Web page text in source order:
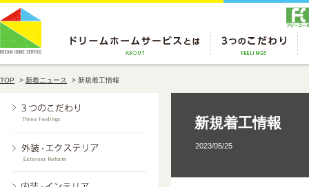
TOP > 新着ニュース > 新規着工情報
新規着工情報
2023/05/25